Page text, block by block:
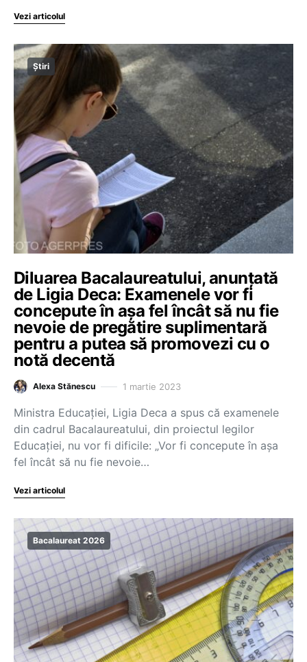
Vezi articolul
Știri
Diluarea Bacalaureatului, anunțată
de Ligia Deca: Examenele vor fi
concepute în așa fel încât să nu fie
nevoie de pregătire suplimentară
pentru a putea să promovezi cu o
notă decentă
Alexa Stănescu 1 martie 2023
Ministra Educației, Ligia Deca a spus că examenele
din cadrul Bacalaureatului, din proiectul legilor
Educației, nu vor fi dificile: „Vor fi concepute în așa
fel încât să nu fie nevoie…
Vezi articolul
Bacalaureat 2026